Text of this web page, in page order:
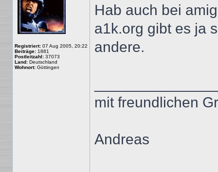
Registriert: 07 Aug 2005, 20:22
Beiträge: 1881
Postleitzahl: 37073
Land: Deutschland
Wohnort: Göttingen
Hab auch bei
a1k.org gibt es ja
andere.
mit freundlichen
Andreas